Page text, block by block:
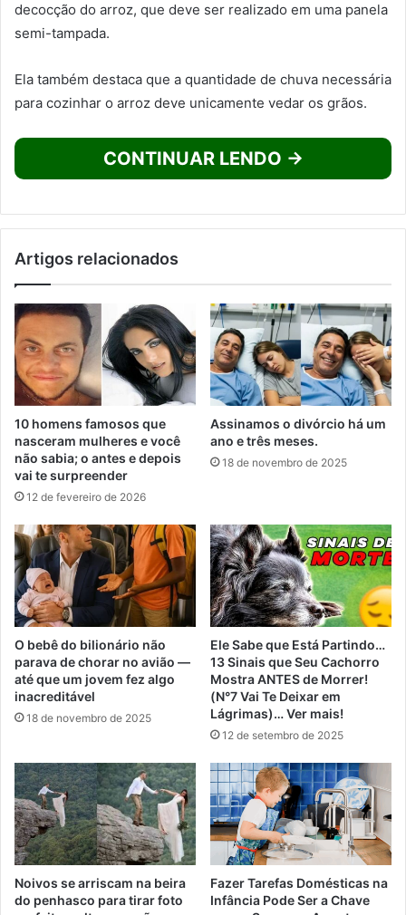
decocção do arroz, que deve ser realizado em uma panela
semi-tampada.
Ela também destaca que a quantidade de chuva necessária
para cozinhar o arroz deve unicamente vedar os grãos.
CONTINUAR LENDO →
Artigos relacionados
10 homens famosos que
nasceram mulheres e você
não sabia; o antes e depois
vai te surpreender
12 de fevereiro de 2026
Assinamos o divórcio há um
ano e três meses.
18 de novembro de 2025
O bebê do bilionário não
parava de chorar no avião —
até que um jovem fez algo
inacreditável
18 de novembro de 2025
Ele Sabe que Está Partindo…
13 Sinais que Seu Cachorro
Mostra ANTES de Morrer!
(N°7 Vai Te Deixar em
Lágrimas)… Ver mais!
12 de setembro de 2025
Noivos se arriscam na beira
do penhasco para tirar foto
Fazer Tarefas Domésticas na
Infância Pode Ser a Chave